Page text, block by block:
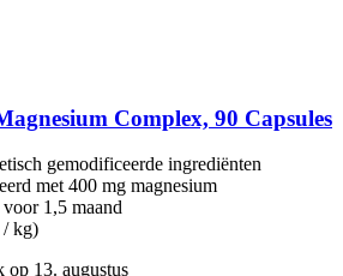
Complex, 90 Capsules
gemodificeerde ingrediënten
met 400 mg magnesium
1,5 maand
/ kg)
13. augustus